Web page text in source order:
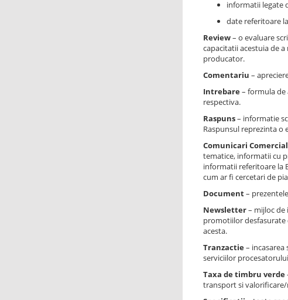
informatii legate
date referitoare
Review– o evaluare
capacitatii acestuia de
producator.
Comentariu –
Intrebare– formula de
respectiva.
Raspuns– informatie
Raspunsul reprezinta
Comunicari
tematice, informatii cu
informatii referitoare la
cum ar fi cercetari de
Document–
Newsletter– mijloc de
promotiilor desfasurate
acesta.
Tranzactie–
serviciilor
Taxa de timbru verde
transport si valorificare/